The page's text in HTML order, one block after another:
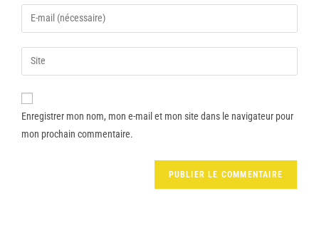
Enregistrer mon nom, mon e-mail et mon site dans le navigateur pour
mon prochain commentaire.